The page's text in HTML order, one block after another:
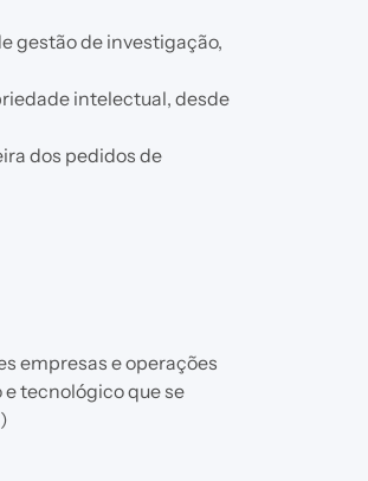
gestão de investigação,
intelectual, desde
dos pedidos de
empresas e operações
tecnológico que se